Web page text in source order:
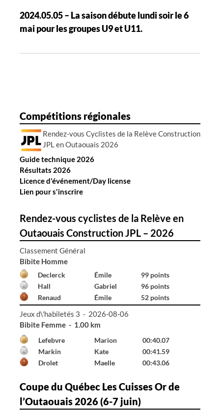
i
o
d
r
t
c
l
e
s
2024.05.05 – La saison débute lundi soir le 6
mai pour les groupes U9 et U11.
Compétitions régionales
Rendez-vous Cyclistes de la Relève Construction
JPL en Outaouais 2026
Guide technique 2026
Résultats 2026
Licence d'événement/Day license
Lien pour s'inscrire
Rendez-vous cyclistes de la Relève en
Outaouais Construction JPL – 2026
Classement Général
Bibite Homme
Declerck Émile
99 points
Hall
Gabriel
96 points
Renaud
Émile 52 points
Jeux d\'habiletés 3 - 2026-08-06
Bibite Homme - 1.00 km
Declerck Émile
00:41.65
Hall
Gabriel
01:24.87
---
--- 99:99.00
Coupe du Québec Les Cuisses Or de
l’Outaouais 2026 (6-7 juin)